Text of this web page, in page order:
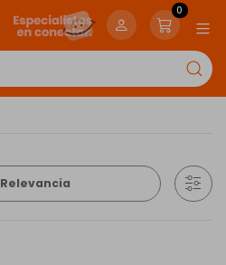
0
Relevancia